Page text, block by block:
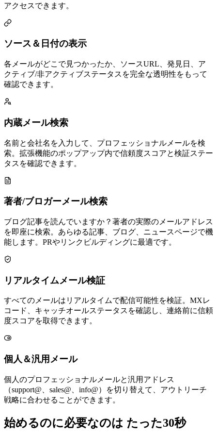
アクセスできます。
ソース＆日付の表示
各メールがどこで見つかったか、ソースURL、発見日、ア
クティブ/非アクティブステータスを完全な透明性をもって
確認できます。
内蔵メール検索
名前と会社名を入力して、プロフェッショナルメールを検
索。拡張機能のポップアップ内で信頼度スコアと検証ステー
タスを確認できます。
著者/ブロガーメール検索
ブログ記事を読んでいますか？著者の実際のメールアドレス
を即座に検索。あらゆる記事、ブログ、ニュースページで機
能します。PRやリンクビルディングに最適です。
リアルタイムメール検証
すべてのメールはリアルタイムで配信可能性を検証。MXレ
コード、キャッチオールステータスを確認し、連絡前に信頼
度スコアを取得できます。
個人＆汎用メール
個人のプロフェッショナルメールと汎用アドレス
（support@、sales@、info@）を切り替えて、アウトリーチ
戦略に合わせることができます。
始めるのに必要なのは たった30秒